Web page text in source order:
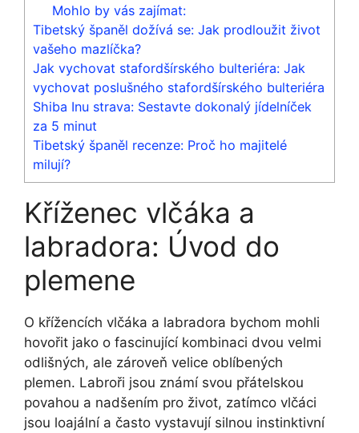
Mohlo by vás zajímat:
Tibetský španěl dožívá se: Jak prodloužit život
vašeho mazlíčka?
Jak vychovat stafordšírského bulteriéra: Jak
vychovat poslušného stafordšírského bulteriéra
Shiba Inu strava: Sestavte dokonalý jídelníček
za 5 minut
Tibetský španěl recenze: Proč ho majitelé
milují?
Kříženec vlčáka a
labradora: Úvod do
plemene
O křížencích vlčáka a labradora bychom mohli
hovořit jako o fascinující kombinaci dvou velmi
odlišných, ale zároveň velice oblíbených
plemen. Labroři jsou známí svou přátelskou
povahou a nadšením pro život, zatímco vlčáci
jsou loajální a často vystavují silnou instinktivní